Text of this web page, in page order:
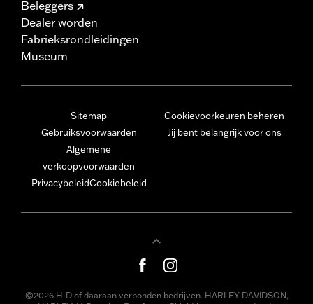
Beleggers
Dealer worden
Fabrieksrondleidingen
Museum
Sitemap
Gebruiksvoorwaarden
Algemene
verkoopvoorwaarden
PrivacybeleidCookiebeleid
Cookievoorkeuren beheren
Jij bent belangrijk voor ons
©2026 H-D of daaraan verbonden bedrijven. HARLEY-DAVIDSON,